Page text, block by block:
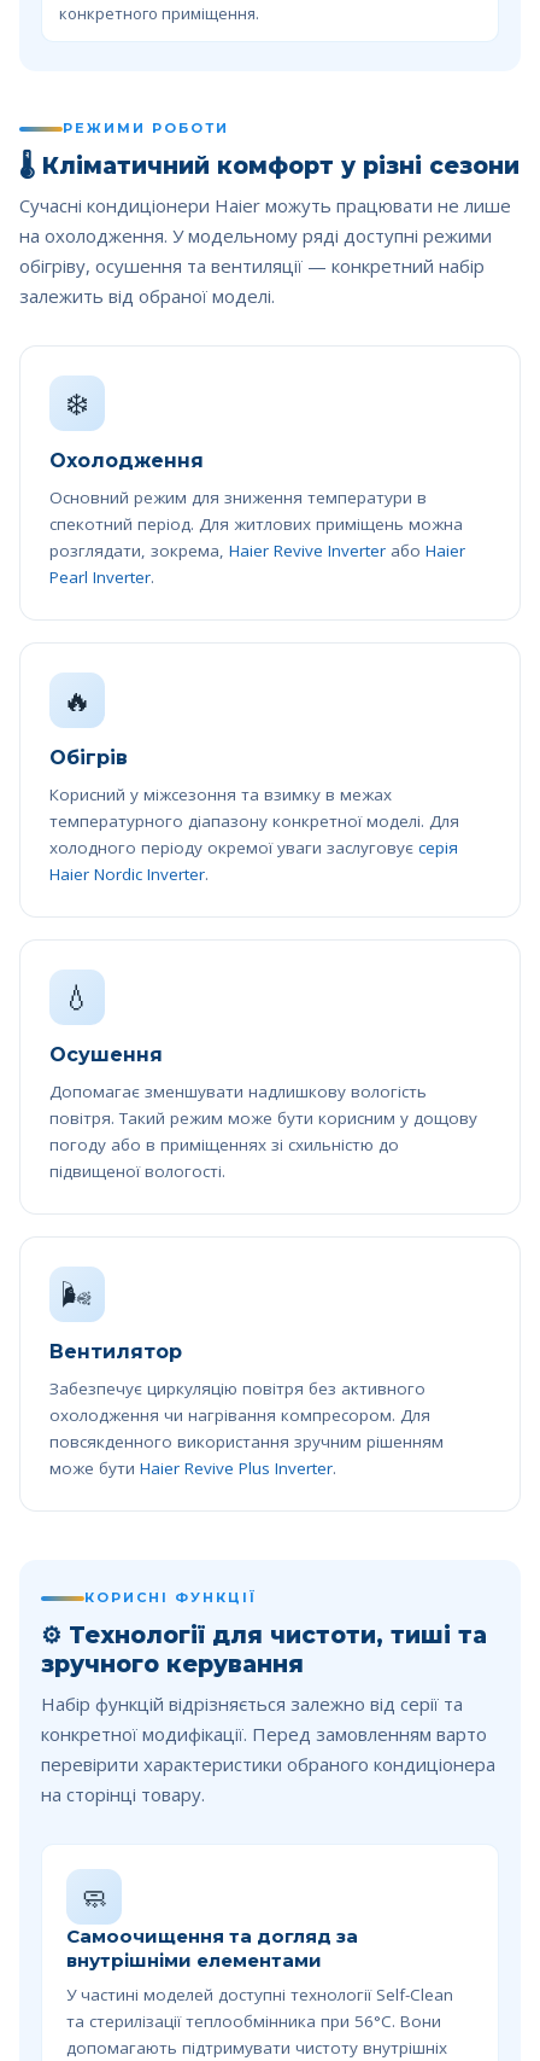
конкретного приміщення.
РЕЖИМИ РОБОТИ
🌡️ Кліматичний комфорт у різні сезони
Сучасні кондиціонери Haier можуть працювати не лише
на охолодження. У модельному ряді доступні режими
обігріву, осушення та вентиляції — конкретний набір
залежить від обраної моделі.
❄️
Охолодження
Основний режим для зниження температури в
спекотний період. Для житлових приміщень можна
розглядати, зокрема, Haier Revive Inverter або Haier
Pearl Inverter.
🔥
Обігрів
Корисний у міжсезоння та взимку в межах
температурного діапазону конкретної моделі. Для
холодного періоду окремої уваги заслуговує серія
Haier Nordic Inverter.
💧
Осушення
Допомагає зменшувати надлишкову вологість
повітря. Такий режим може бути корисним у дощову
погоду або в приміщеннях зі схильністю до
підвищеної вологості.
🌬️
Вентилятор
Забезпечує циркуляцію повітря без активного
охолодження чи нагрівання компресором. Для
повсякденного використання зручним рішенням
може бути Haier Revive Plus Inverter.
КОРИСНІ ФУНКЦІЇ
⚙️ Технології для чистоти, тиші та
зручного керування
Набір функцій відрізняється залежно від серії та
конкретної модифікації. Перед замовленням варто
перевірити характеристики обраного кондиціонера
на сторінці товару.
🧼
Самоочищення та догляд за
внутрішніми елементами
У частині моделей доступні технології Self-Clean
та стерилізації теплообмінника при 56°C. Вони
допомагають підтримувати чистоту внутрішніх